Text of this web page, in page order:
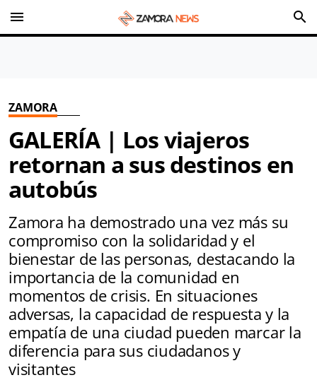
menu search
ZAMORA
GALERÍA | Los viajeros
retornan a sus destinos en
autobús
Zamora ha demostrado una vez más su
compromiso con la solidaridad y el
bienestar de las personas, destacando la
importancia de la comunidad en
momentos de crisis. En situaciones
adversas, la capacidad de respuesta y la
empatía de una ciudad pueden marcar la
diferencia para sus ciudadanos y
visitantes